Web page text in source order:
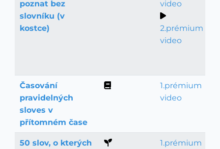
poznat bez
slovníku (v
kostce)
video
2.prémium
video
Časování
pravidelných
sloves v
přítomném čase
1.prémium
video
50 slov, o kterých
1.prémium